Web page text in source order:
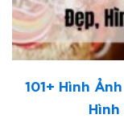
101+ Hình